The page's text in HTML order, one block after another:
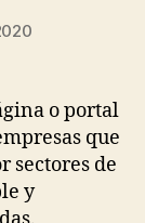
o portal
que
sectores de
y